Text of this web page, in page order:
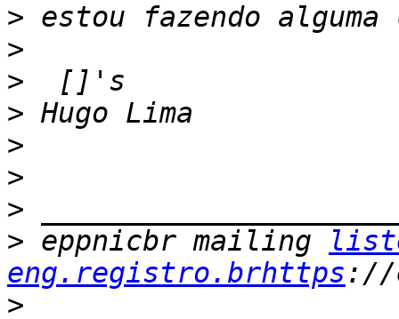
>
>
>
>
>
>
>
> eppnicbr mailing
eng.registro.brhttps
>